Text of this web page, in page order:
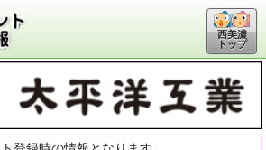
西美濃
トップ